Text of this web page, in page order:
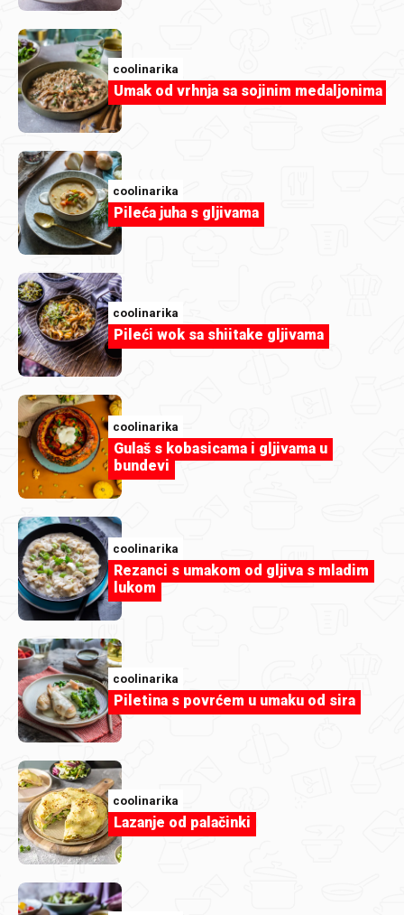
nutribrat.hr
wok s pilećim stir fryem i kremastim
kikiriki umakom.webp
Hercegovac2714
1000177391.jpg
coolinarika
Umak od vrhnja sa sojinim medaljonima
coolinarika
Pileća juha s gljivama
coolinarika
Pileći wok sa shiitake gljivama
coolinarika
Gulaš s kobasicama i gljivama u
bundevi
coolinarika
Rezanci s umakom od gljiva s mladim
lukom
coolinarika
Piletina s povrćem u umaku od sira
coolinarika
Lazanje od palačinki